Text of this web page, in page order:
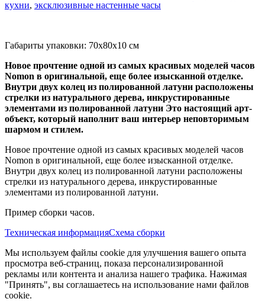
кухни, эксклюзивные настенные часы
Габариты упаковки: 70x80x10 см
Новое прочтение одной из самых красивых моделей часов
Nomon в оригинальной, еще более изысканной отделке.
Внутри двух колец из полированной латуни расположены
стрелки из натурального дерева, инкрустированные
элементами из полированной латуни Это настоящий арт-
объект, который наполнит ваш интерьер неповторимым
шармом и стилем.
Новое прочтение одной из самых красивых моделей часов
Nomon в оригинальной, еще более изысканной отделке.
Внутри двух колец из полированной латуни расположены
стрелки из натурального дерева, инкрустированные
элементами из полированной латуни.
Пример сборки часов.
Техническая информацияСхема сборки
Мы используем файлы cookie для улучшения вашего опыта
просмотра веб-страниц, показа персонализированной
рекламы или контента и анализа нашего трафика. Нажимая
"Принять", вы соглашаетесь на использование нами файлов
cookie.